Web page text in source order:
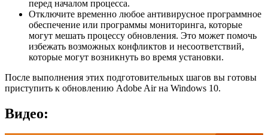
перед началом процесса.
Отключите временно любое антивирусное программное
обеспечение или программы мониторинга, которые
могут мешать процессу обновления. Это может помочь
избежать возможных конфликтов и несоответствий,
которые могут возникнуть во время установки.
После выполнения этих подготовительных шагов вы готовы
приступить к обновлению Adobe Air на Windows 10.
Видео: